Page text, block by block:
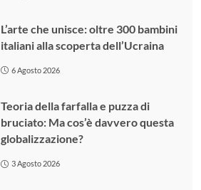
L’arte che unisce: oltre 300 bambini
italiani alla scoperta dell’Ucraina
6 Agosto 2026
Teoria della farfalla e puzza di
bruciato: Ma cos’è davvero questa
globalizzazione?
3 Agosto 2026